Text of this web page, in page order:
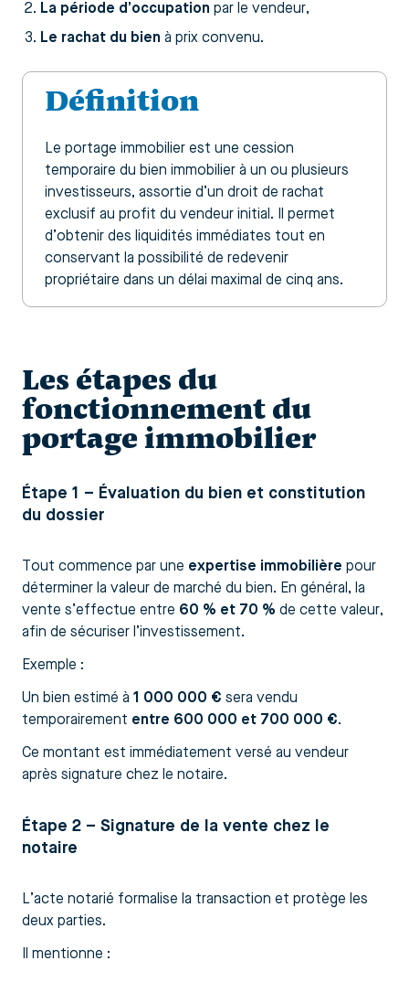
La période d’occupation par le vendeur,
Le rachat du bien à prix convenu.
Définition
Le portage immobilier est une cession
temporaire du bien immobilier à un ou plusieurs
investisseurs, assortie d’un droit de rachat
exclusif au profit du vendeur initial. Il permet
d’obtenir des liquidités immédiates tout en
conservant la possibilité de redevenir
propriétaire dans un délai maximal de cinq ans.
Les étapes du
fonctionnement du
portage immobilier
Étape 1 – Évaluation du bien et constitution
du dossier
Tout commence par une expertise immobilière pour
déterminer la valeur de marché du bien. En général, la
vente s’effectue entre 60 % et 70 % de cette valeur,
afin de sécuriser l’investissement.
Exemple :
Un bien estimé à 1 000 000 € sera vendu
temporairement entre 600 000 et 700 000 €.
Ce montant est immédiatement versé au vendeur
après signature chez le notaire.
Étape 2 – Signature de la vente chez le
notaire
L’acte notarié formalise la transaction et protège les
deux parties.
Il mentionne :